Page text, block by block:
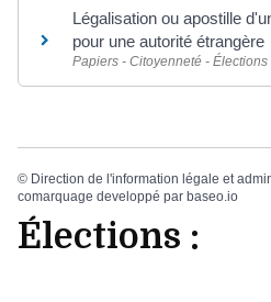
Légalisation ou apostille
pour une autorité étrangère
Papiers - Citoyenneté - Élections
© Direction de l'information légale et
comarquage developpé par baseo.io
Élections :